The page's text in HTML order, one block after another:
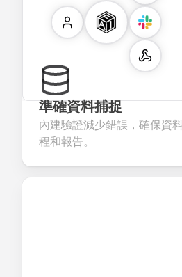
準確資料捕捉
內建驗證減少錯誤，確保資
程和報告。